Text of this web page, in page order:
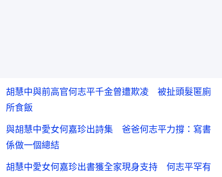
胡慧中與前高官何志平千金曾遭欺凌 被扯頭髮匿廁
所食飯
與胡慧中愛女何嘉珍出詩集 爸爸何志平力撐：寫書
係做一個總結
胡慧中愛女何嘉珍出書獲全家現身支持 何志平罕有